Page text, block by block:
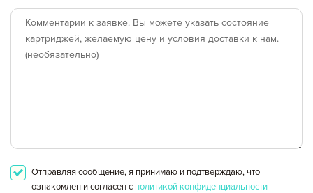
за пределами МКАД
другой город
Отправляя сообщение, я принимаю и подтверждаю, что
ознакомлен и согласен с политикой конфиденциальности